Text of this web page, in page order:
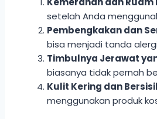
setelah Anda
Pembengkakan dan
bisa menjadi tanda
Timbulnya Jerawat
biasanya tidak pernah
Kulit Kering dan
menggunakan produk